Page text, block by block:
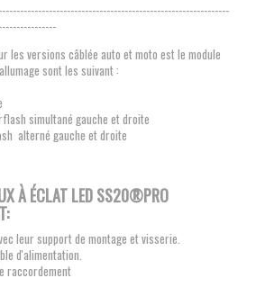
les versions câblée auto et moto est le module
sont les suivant :
simultané gauche et droite
alterné gauche et droite
À ÉCLAT LED SS20®PRO
leur support de montage et visserie.
d'alimentation.
raccordement